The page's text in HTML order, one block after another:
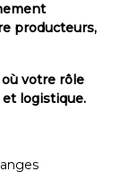
producteurs,
votre rôle
logistique.